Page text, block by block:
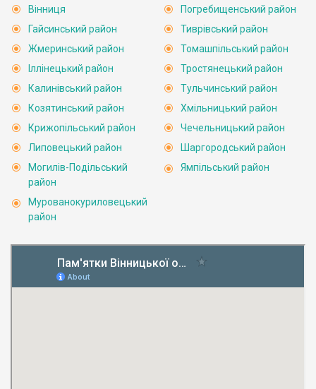
Вінниця
Гайсинський район
Жмеринський район
Іллінецький район
Калинівський район
Козятинський район
Крижопільський район
Липовецький район
Могилів-Подільський
район
Мурованокуриловецький
район
Погребищенський район
Тиврівський район
Томашпільський район
Тростянецький район
Тульчинський район
Хмільницький район
Чечельницький район
Шаргородський район
Ямпільський район